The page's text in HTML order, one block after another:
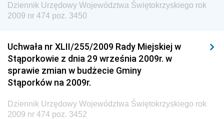
Dziennik Urzędowy Ministra Środowiska i Głównego
Inspektora Ochrony Środowiska
Dziennik Urzędowy Ministerstwa Kultury, Dziedzictwa
Narodowego i Sportu
Dziennik Urzędowy Ministra Finansów, Funduszy i
Dziennik Urzędowy Ministra Rozwoju, Pracy i
Dziennik Urzędowy Województwa Świętokrzyskiego rok
2009 nr 474 poz. 3450
Uchwała nr XLII/255/2009 Rady Miejskiej w
Stąporkowie z dnia 29 września 2009r. w
sprawie zmian w budżecie Gminy
Stąporków na 2009r.
Dziennik Urzędowy Województwa Świętokrzyskiego rok
2009 nr 474 poz. 3452